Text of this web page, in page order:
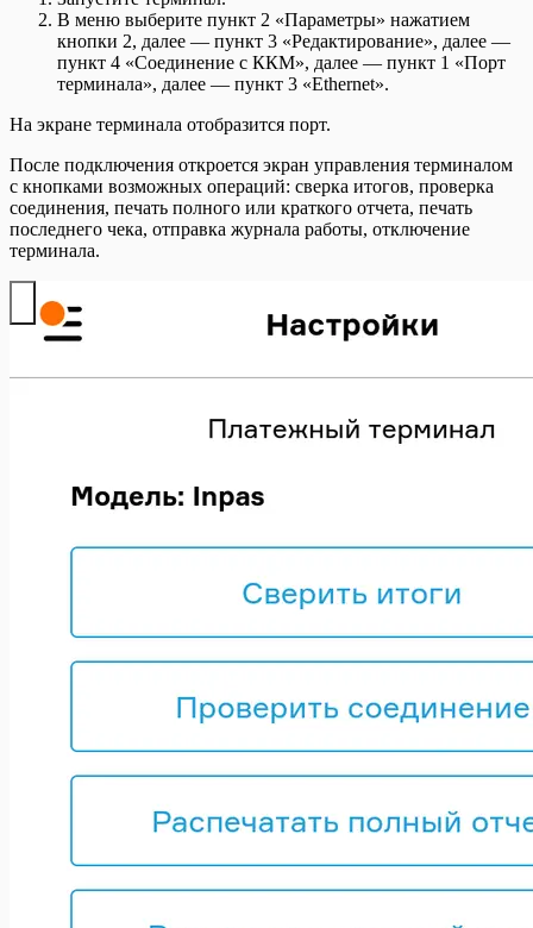
В меню выберите пункт 2 «Параметры» нажатием
кнопки 2, далее — пункт 3 «Редактирование», далее —
пункт 4 «Соединение с ККМ», далее — пункт 1 «Порт
терминала», далее — пункт 3 «Ethernet».
На экране терминала отобразится порт.
После подключения откроется экран управления терминалом
с кнопками возможных операций: сверка итогов, проверка
соединения, печать полного или краткого отчета, печать
последнего чека, отправка журнала работы, отключение
терминала.